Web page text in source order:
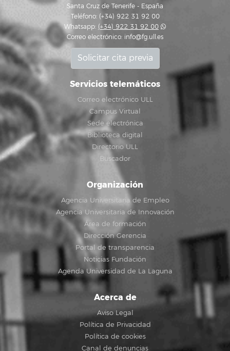
Santa Cruz de Tenerife - España
Teléfono: (+34) 922 31 92 00
Whatsapp: (+34) 922 31 92 00
Correo electrónico: info@fg.ull.es
Solicitar cita previa
Servicios telemáticos
Correo electrónico ULL
Campus Virtual
Sede electrónica
Biblioteca digital
Directorio ULL
Buscador
Organización
Agencia Universitaria de Empleo
Agencia Universitaria de Innovación
Área de formación
Dirección Gerencia
Portal de transparencia
Noticias Fundación
Agenda Universidad de La Laguna
Acerca de
Aviso Legal
Política de Privacidad
Política de cookies
Canal de denuncias